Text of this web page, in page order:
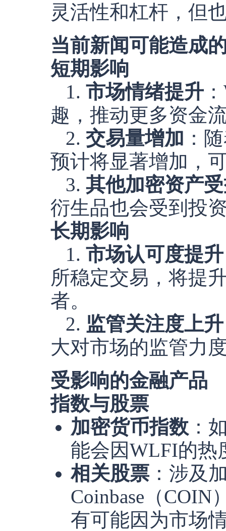
灵活性和杠杆，但
当前新闻可能造成
短期影响
1. 市场情绪提升
趣，推动更多资金
2. 交易量增加 ：
预计将显著增加，
3. 其他加密资产
衍生品也会受到投
长期影响
1. 市场认可度提升
所稳定交易，将提
者。
2. 监管关注度上升
大对市场的监管力
受影响的金融产品
指数与股票
加密货币指数 ：
能会因WLFI的热
相关股票 ：涉及
Coinbase（COIN
有可能因为市场